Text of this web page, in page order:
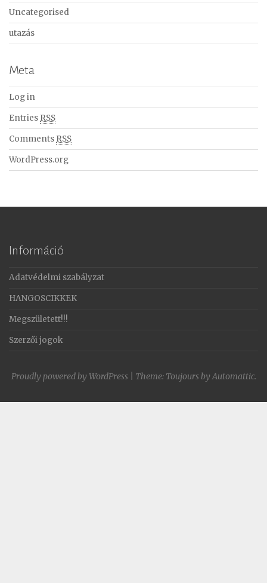
Uncategorised
utazás
Meta
Log in
Entries RSS
Comments RSS
WordPress.org
Információ
Adatvédelmi szabályzat
HANGOSCIKKEK
Megszületett!!!
Szerzői jogok
Proudly powered by WordPress Theme: Toujours byAutomattic.